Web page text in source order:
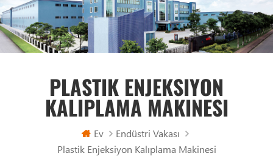
PLASTIK ENJEKSIYON
KALIPLAMA MAKINESI
Ev
Endüstri Vakası
Plastik Enjeksiyon Kalıplama Makinesi